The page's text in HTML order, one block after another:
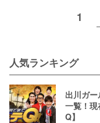
1
人気ランキング
出川ガ
一覧！
Q】